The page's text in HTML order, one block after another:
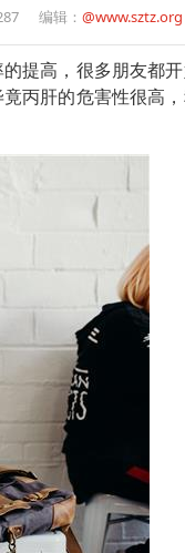
编辑： @www.sztz.org
提高，很多朋友都
丙肝的危害性很高